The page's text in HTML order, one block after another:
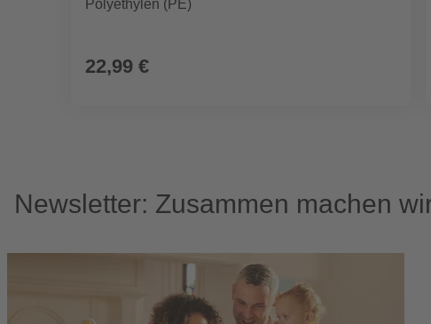
Polyethylen (PE)
22,99 €
Newsletter: Zusammen machen